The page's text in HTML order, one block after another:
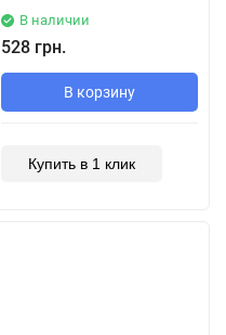
В наличии
528 грн.
В корзину
Купить в 1 клик